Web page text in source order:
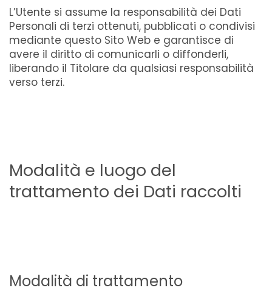
L’Utente si assume la responsabilità dei Dati
Personali di terzi ottenuti, pubblicati o condivisi
mediante questo Sito Web e garantisce di
avere il diritto di comunicarli o diffonderli,
liberando il Titolare da qualsiasi responsabilità
verso terzi.
Modalità e luogo del
trattamento dei Dati raccolti
Modalità di trattamento